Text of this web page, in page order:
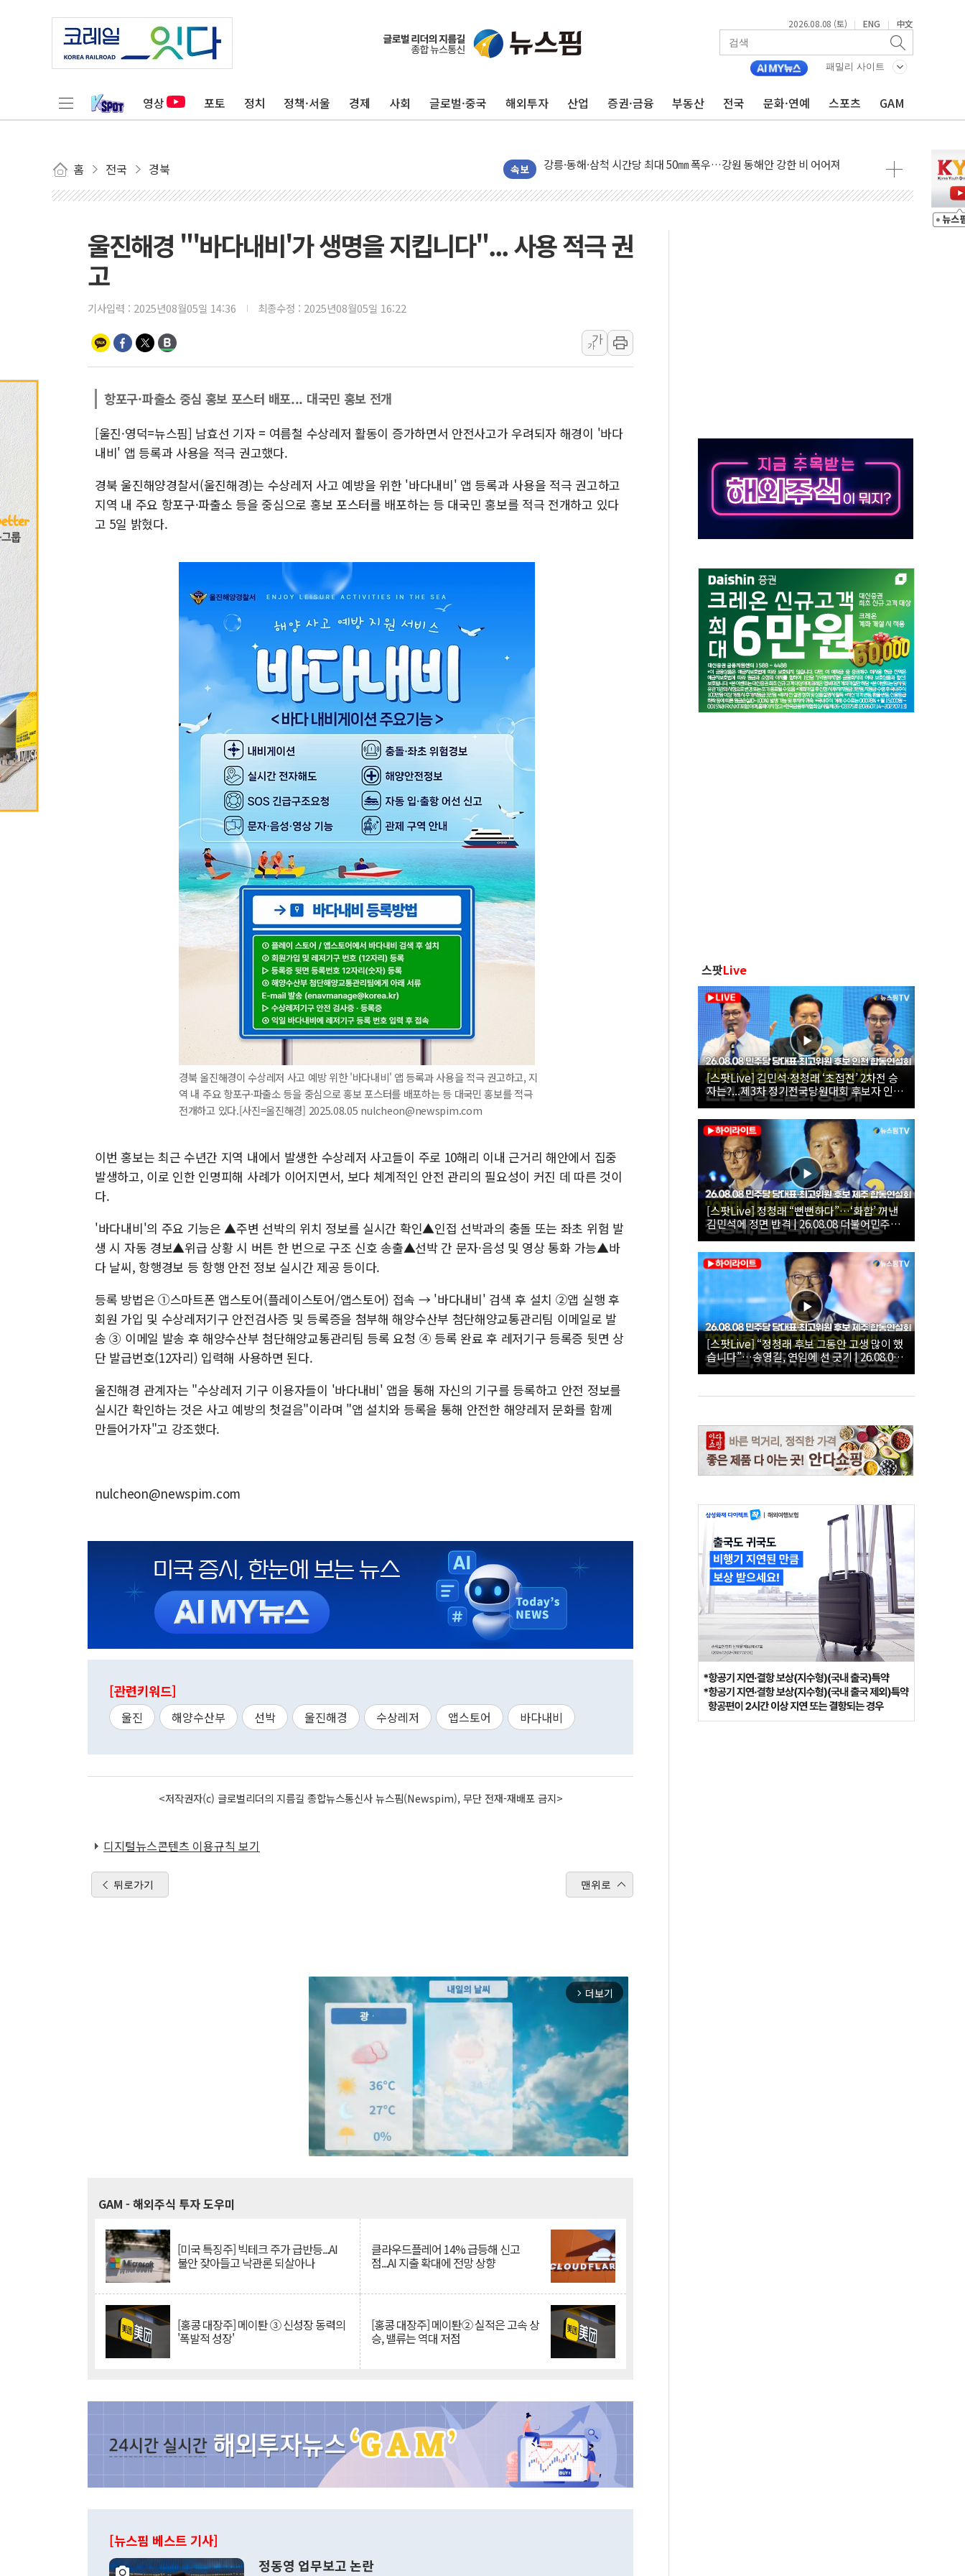
2026.08.08 (토) | ENG | 中文
패밀리 사이트
영상 포토 정치 정책·서울 경제 사회 글로벌·중국 해외투자 산업 증권·금융 부동산 전국 문화·연예 스포츠 GAM
홈 전국 경북 속보
美, 이란전 출구전략 만지작…공습 한계·탄약 부족 현실화
폐기물 수거하다 참변…60대 환경미화원 수거차에 치여 사망
서울 중랑구 주택가서 흉기 난동…60대 남성 2명 숨져
여수 오동도 인근 해상서 모터보트 전복…1명 사망·1명 실종
추미애, '위안부' 피해자 기림의 날 참석..."국제적 시민 연대로 목소리 내야"
李대통령, ISA 개편 재검토 지시…與 "적극 환영"·野 "졸속 국정"
동해중부 전 해상 풍랑주의보…10일까지 최대 3.5m 높은 물결
인제 용대리 계곡서 수위 상승으로 피서객 7명 고립…전원 구조
동해시, 11~14일 '별똥별 멍' 운영…페르세우스 유성우 관측
강원 중·남부 동해안 시간당 50mm 이상 폭우…호우경보 발효
청양 밭에서 일하던 90대 숨져…온열질환 여부 조사
폭염에 車 운전면허 기능시험 오전 집중 편성…체감온도 38도 넘으면 중단
李대통령, 'ISA·주가누르기 방지법' 전면 재검토 지시
울진해경 "'바다내비'가 생명을 지킵니다"... 사용 적극 권
고
기사입력 : 2025년08월05일 14:36 최종수정 : 2025년08월05일 16:22
가
가
항포구·파출소 중심 홍보 포스터 배포... 대국민 홍보 전개
[울진·영덕=뉴스핌] 남효선 기자 = 여름철 수상레저 활동이 증가하면서 안전사고가 우려되자 해경이 '바다
내비' 앱 등록과 사용을 적극 권고했다.
경북 울진해양경찰서(울진해경)는 수상레저 사고 예방을 위한 '바다내비' 앱 등록과 사용을 적극 권고하고
지역 내 주요 항포구·파출소 등을 중심으로 홍보 포스터를 배포하는 등 대국민 홍보를 적극 전개하고 있다
고 5일 밝혔다.
경북 울진해경이 수상레저 사고 예방 위한 '바다내비' 앱 등록과 사용을 적극 권고하고, 지
역 내 주요 항포구·파출소 등을 중심으로 홍보 포스터를 배포하는 등 대국민 홍보를 적극
전개하고 있다.[사진=울진해경] 2025.08.05 nulcheon@newspim.com
이번 홍보는 최근 수년간 지역 내에서 발생한 수상레저 사고들이 주로 10해리 이내 근거리 해안에서 집중
발생하고, 이로 인한 인명피해 사례가 이어지면서, 보다 체계적인 안전 관리의 필요성이 커진 데 따른 것이
다.
'바다내비'의 주요 기능은 ▲주변 선박의 위치 정보를 실시간 확인▲인접 선박과의 충돌 또는 좌초 위험 발
생 시 자동 경보▲위급 상황 시 버튼 한 번으로 구조 신호 송출▲선박 간 문자·음성 및 영상 통화 가능▲바
다 날씨, 항행경보 등 항행 안전 정보 실시간 제공 등이다.
등록 방법은 ①스마트폰 앱스토어(플레이스토어/앱스토어) 접속 → '바다내비' 검색 후 설치 ②앱 실행 후
회원 가입 및 수상레저기구 안전검사증 및 등록증을 첨부해 해양수산부 첨단해양교통관리팀 이메일로 발
송 ③ 이메일 발송 후 해양수산부 첨단해양교통관리팀 등록 요청 ④ 등록 완료 후 레저기구 등록증 뒷면 상
단 발급번호(12자리) 입력해 사용하면 된다.
울진해경 관계자는 "수상레저 기구 이용자들이 '바다내비' 앱을 통해 자신의 기구를 등록하고 안전 정보를
실시간 확인하는 것은 사고 예방의 첫걸음"이라며 "앱 설치와 등록을 통해 안전한 해양레저 문화를 함께
만들어가자"고 강조했다.
nulcheon@newspim.com
[관련키워드]
울진 해양수산부 선박 울진해경 수상레저 앱스토어 바다내비
<저작권자(c) 글로벌리더의 지름길 종합뉴스통신사 뉴스핌(Newspim), 무단 전재-재배포 금지>
디지털뉴스콘텐츠 이용규칙 보기
뒤로가기 맨위로
arrow_forward_ios 더보기
GAM - 해외주식 투자 도우미
[미국 특징주] 빅테크 주가 급반등...AI
불안 잦아들고 낙관론 되살아나
클라우드플레어 14% 급등해 신고
점...AI 지출 확대에 전망 상향
[홍콩 대장주] 메이퇀 ③ 신성장 동력의
'폭발적 성장'
[홍콩 대장주] 메이퇀② 실적은 고속 상
승, 밸류는 역대 저점
[뉴스핌 베스트 기사]
정동영 업무보고 논란
스팟Live
[스팟Live] 김민석·정청래 ‘초접전’ 2차전 승
자는?...제3차 정기전국당원대회 후보자 인천
합동연설회 생중계 | 26.08.08
[스팟Live] 정청래 “뻔뻔하다”…‘화합’ 꺼낸
김민석에 정면 반격 | 26.08.08 더불어민주당
당대표·최고위원 후보 제주 합동연설회
[스팟Live] “정청래 후보 그동안 고생 많이 했
습니다”…송영길, 연임에 선 긋기 | 26.08.08
더불어민주당 당대표·최고위원 후보 제주 합